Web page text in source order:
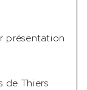
présentation
de Thiers